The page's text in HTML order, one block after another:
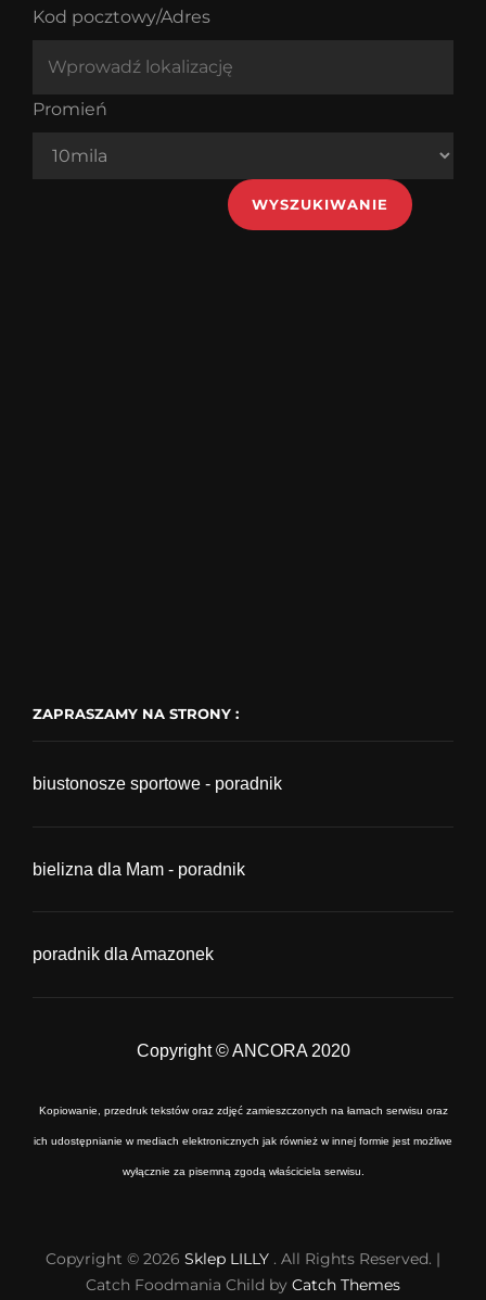
Kod pocztowy/Adres
Promień
ZAPRASZAMY NA STRONY :
biustonosze sportowe - poradnik
bielizna dla Mam - poradnik
poradnik dla Amazonek
Copyright © ANCORA 2020
Kopiowanie, przedruk tekstów oraz zdjęć zamieszczonych na łamach serwisu oraz
ich udostępnianie w mediach elektronicznych jak również w innej formie jest możliwe
wyłącznie za pisemną zgodą właściciela serwisu.
Copyright © 2026 Sklep LILLY . All Rights Reserved. |
Catch Foodmania Child by Catch Themes